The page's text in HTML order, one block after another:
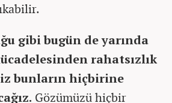
gibi bugün de yarında
rahatsızlık
bunların hiçbirine
Gözümüzü hiçbir